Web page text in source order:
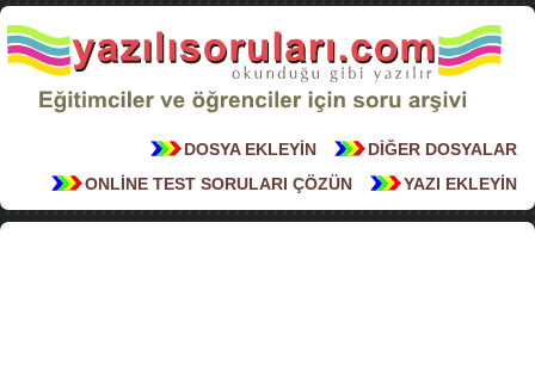
DİĞER DOSYALAR
DOSYA EKLEYİN
YAZI EKLEYİN
ONLİNE TEST SORULARI ÇÖZÜN